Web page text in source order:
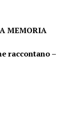
MEMORIA
raccontano –